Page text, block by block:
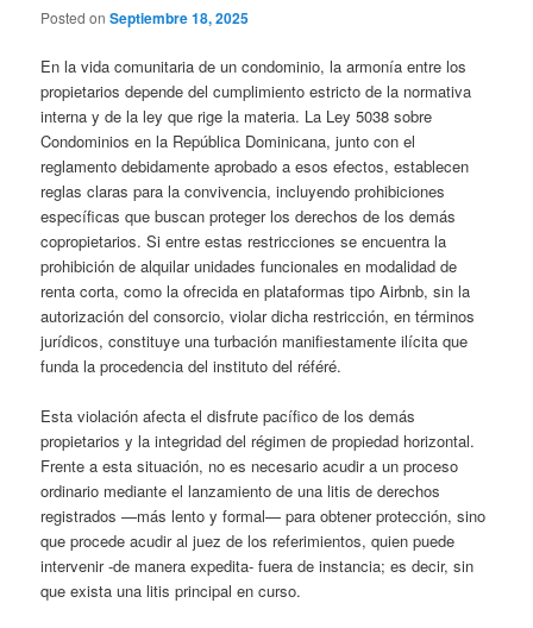
Posted onSeptiembre 18, 2025
En la vida comunitaria de un condominio, la armonía entre los
propietarios depende del cumplimiento estricto de la normativa
interna y de la ley que rige la materia. La Ley 5038 sobre
Condominios en la República Dominicana, junto con el
reglamento debidamente aprobado a esos efectos, establecen
reglas claras para la convivencia, incluyendo prohibiciones
específicas que buscan proteger los derechos de los demás
copropietarios. Si entre estas restricciones se encuentra la
prohibición de alquilar unidades funcionales en modalidad de
renta corta, como la ofrecida en plataformas tipo Airbnb, sin la
autorización del consorcio, violar dicha restricción, en términos
jurídicos, constituye una turbación manifiestamente ilícita que
funda la procedencia del instituto del référé.
Esta violación afecta el disfrute pacífico de los demás
propietarios y la integridad del régimen de propiedad horizontal.
Frente a esta situación, no es necesario acudir a un proceso
ordinario mediante el lanzamiento de una litis de derechos
registrados —más lento y formal— para obtener protección, sino
que procede acudir al juez de los referimientos, quien puede
intervenir -de manera expedita- fuera de instancia; es decir, sin
que exista una litis principal en curso.